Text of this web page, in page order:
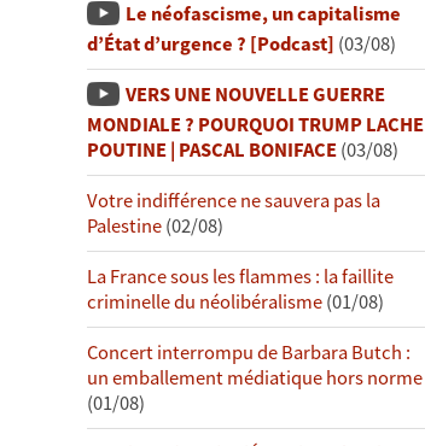
Le néofascisme, un capitalisme
d’État d’urgence ? [Podcast] (03/08)
VERS UNE NOUVELLE GUERRE
MONDIALE ? POURQUOI TRUMP LACHE
POUTINE | PASCAL BONIFACE(03/08)
Votre indifférence ne sauvera pas la
Palestine(02/08)
La France sous les flammes : la faillite
criminelle du néolibéralisme(01/08)
Concert interrompu de Barbara Butch :
un emballement médiatique hors norme
(01/08)